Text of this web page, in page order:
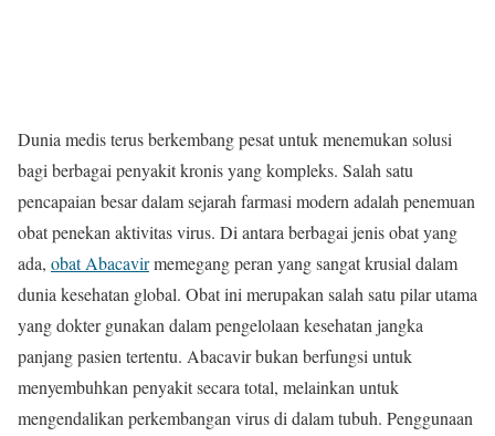
Dunia medis terus berkembang pesat untuk menemukan solusi
bagi berbagai penyakit kronis yang kompleks. Salah satu
pencapaian besar dalam sejarah farmasi modern adalah penemuan
obat penekan aktivitas virus. Di antara berbagai jenis obat yang
ada, obat Abacavirmemegang peran yang sangat krusial dalam
dunia kesehatan global. Obat ini merupakan salah satu pilar utama
yang dokter gunakan dalam pengelolaan kesehatan jangka
panjang pasien tertentu. Abacavir bukan berfungsi untuk
menyembuhkan penyakit secara total, melainkan untuk
mengendalikan perkembangan virus di dalam tubuh. Penggunaan